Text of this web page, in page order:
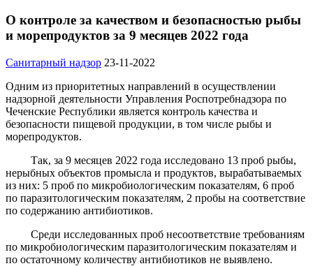
О контроле за качеством и безопасностью рыбы
и морепродуктов за 9 месяцев 2022 года
Санитарный надзор 23-11-2022
Одним из приоритетных направлений в осуществлении
надзорной деятельности Управления Роспотребнадзора по
Чеченские Республики является контроль качества и
безопасности пищевой продукции, в том числе рыбы и
морепродуктов.
Так, за 9 месяцев 2022 года исследовано 13 проб рыбы,
нерыбных объектов промысла и продуктов, вырабатываемых
из них: 5 проб по микробиологическим показателям, 6 проб
по паразитологическим показателям, 2 пробы на соответствие
по содержанию антибиотиков.
Среди исследованных проб несоответствие требованиям
по микробиологическим паразитологическим показателям и
по остаточному количеству антибиотиков не выявлено.